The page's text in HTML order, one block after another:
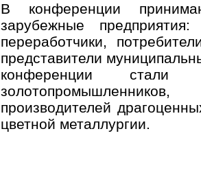
В конференции
зарубежные
переработчики,
представители
конференции стали
производителей
цветной металлургии.